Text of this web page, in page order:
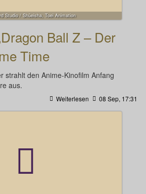
Studio / Shūeisha, Toei Animation
Ball Z – Der
Time
strahlt den Anime-Kinofilm Anfang
aus.
Weiterlesen 08 Sep, 17:31